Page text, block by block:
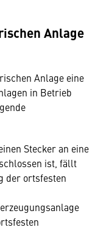
Anlage
Anlage eine
in Betrieb
Stecker an eine
ist, fällt
der ortsfesten